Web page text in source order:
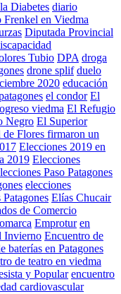
Diabetes diario
Frenkel en Viedma
Diputada Provincial
Tubio DPA droga
drone splif duelo
2020 educación
el condor El
viedma El Refugio
Negro El Superior
Flores firmaron un
Elecciones 2019 en
2019 Elecciones
Paso Patagones
elecciones
Elías Chucair
de Comercio
Emprotur en
Invierno Encuentro de
baterías en Patagones
de teatro en viedma
y Popular encuentro
cardiovascular